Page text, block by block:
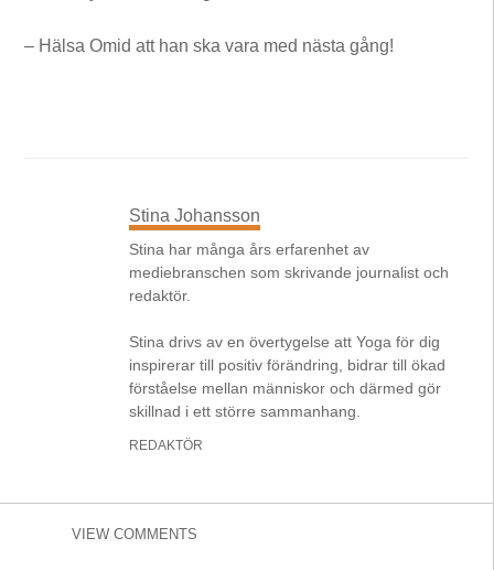
– Hälsa Omid att han ska vara med nästa gång!
Stina Johansson
Stina har många års erfarenhet av
mediebranschen som skrivande journalist och
redaktör.
Stina drivs av en övertygelse att Yoga för dig
inspirerar till positiv förändring, bidrar till ökad
förståelse mellan människor och därmed gör
skillnad i ett större sammanhang.
REDAKTÖR
VIEW COMMENTS